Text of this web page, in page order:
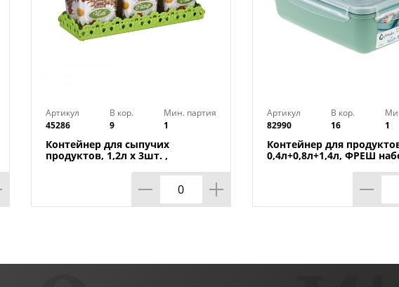
Артикул
45286
В кор.
9
Мин. партия
1
Контейнер для сыпучих
продуктов, 1,2л х 3шт. ,
Артикул
82990
В кор.
16
1
Контейнер для
0,4л+0,8л+1,4л, ФРЕШ